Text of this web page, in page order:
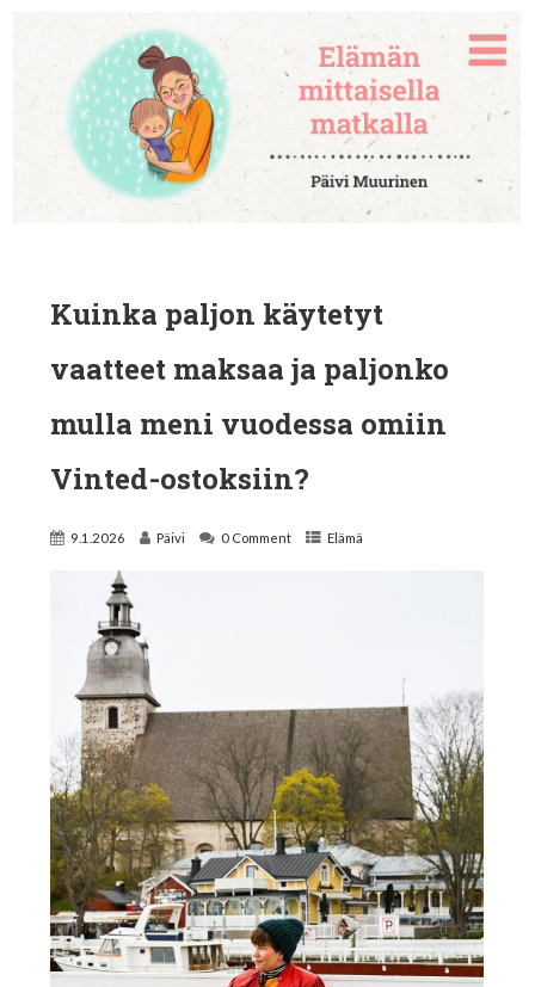
Kuinka paljon käytetyt
vaatteet maksaa ja paljonko
mulla meni vuodessa omiin
Vinted-ostoksiin?
9.1.2026 Päivi 0 Comment Elämä